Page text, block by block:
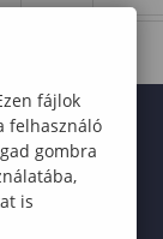
fájlok
felhasználó
gombra
is